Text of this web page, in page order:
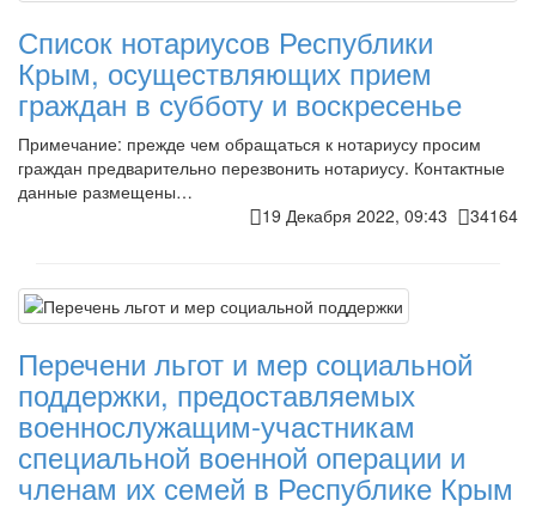
Список нотариусов Республики
Крым, осуществляющих прием
граждан в субботу и воскресенье
Примечание: прежде чем обращаться к нотариусу просим
граждан предварительно перезвонить нотариусу. Контактные
данные размещены…
19 Декабря 2022, 09:43
34164
Перечени льгот и мер социальной
поддержки, предоставляемых
военнослужащим-участникам
специальной военной операции и
членам их семей в Республике Крым